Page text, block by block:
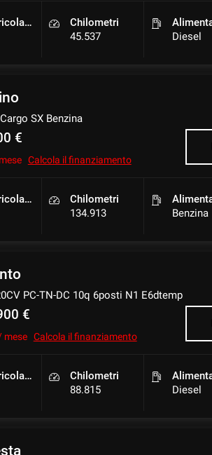
Immatricolazione
Chilometri
45.537
Diesel
SX Benzina
€
Calcola il finanziamento
Immatricolazione
Chilometri
134.913
Benzina
PC-TN-DC 10q 6posti N1 E6dtemp
€
Calcola il finanziamento
Immatricolazione
Chilometri
88.815
Diesel